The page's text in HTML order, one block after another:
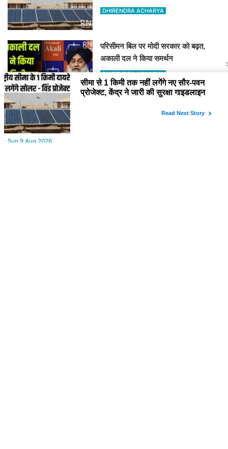
DHIRENDRA ACHARYA
परिसीमन बिल पर मोदी सरकार को बढ़त,
अकाली दल ने किया समर्थन
DHIRENDRA ACHARYA
Sun,9 Aug 2026